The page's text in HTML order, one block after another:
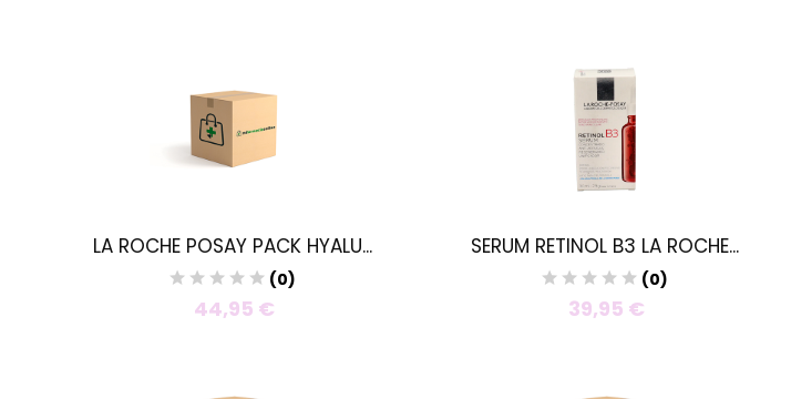
LA ROCHE POSAY PACK HYALU...
(0)
44,95 €
SERUM RETINOL B3 LA ROCHE...
(0)
39,95 €